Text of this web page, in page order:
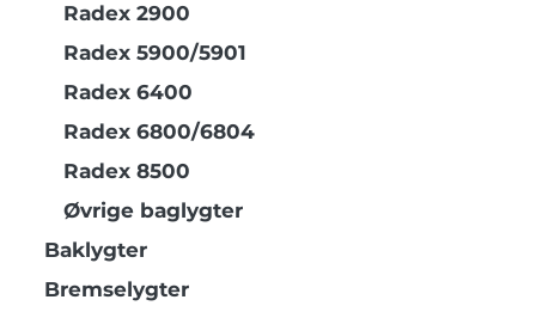
Radex 2900
Radex 5900/5901
Radex 6400
Radex 6800/6804
Radex 8500
Øvrige baglygter
Baklygter
Bremselygter